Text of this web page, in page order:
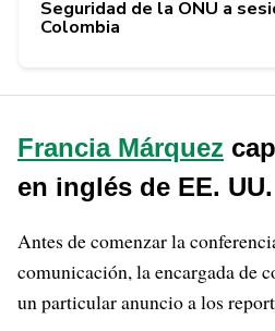
Seguridad de la ONU a
Colombia
Francia Márquez
en inglés de EE. UU.
Antes de comenzar la
comunicación, la encargada de
un particular anuncio a los